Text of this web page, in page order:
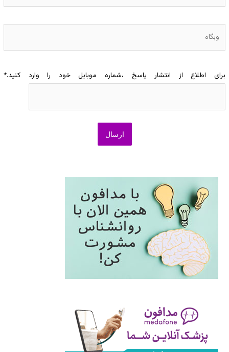
وبگاه
برای اطلاع از انتشار پاسخ ،شماره موبایل خود را وارد کنید.*